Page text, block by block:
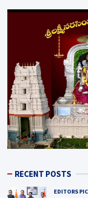
RECENT POSTS
EDITORS